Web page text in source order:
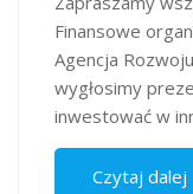
Finansowe
Agencja
wygłosimy
inwestować w
Czytaj dalej